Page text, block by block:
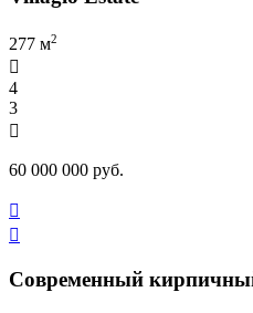
277 м2

4
3

60 000 000 руб.


Современный